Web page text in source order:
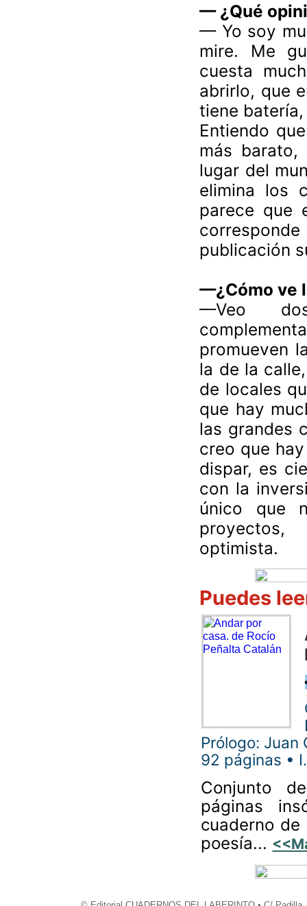
— ¿Qué
— Yo soy
mire. Me
cuesta
abrirlo, que
tiene
Entiendo
más barato,
lugar del
elimina los
parece que
publicación
—¿Cómo ve
—Veo
promueven
la de la
de locales
que hay
las grandes
creo que
dispar, es
con la
único que
optimista.
Puedes
Prólogo: Juan
92 páginas •
Conjunto
páginas
cuaderno
poesía...